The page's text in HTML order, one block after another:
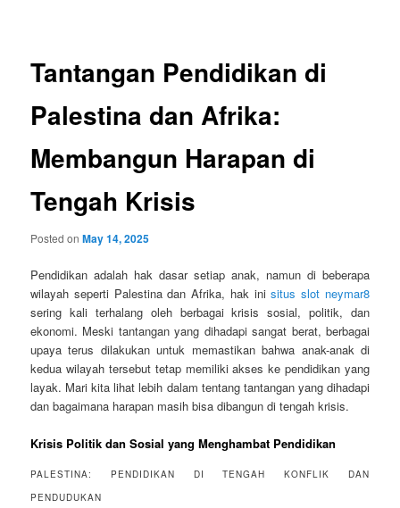
Tantangan Pendidikan di
Palestina dan Afrika:
Membangun Harapan di
Tengah Krisis
Posted onMay 14, 2025
Pendidikan adalah hak dasar setiap anak, namun di beberapa
wilayah seperti Palestina dan Afrika, hak inisitus slot neymar8
sering kali terhalang oleh berbagai krisis sosial, politik, dan
ekonomi. Meski tantangan yang dihadapi sangat berat, berbagai
upaya terus dilakukan untuk memastikan bahwa anak-anak di
kedua wilayah tersebut tetap memiliki akses ke pendidikan yang
layak. Mari kita lihat lebih dalam tentang tantangan yang dihadapi
dan bagaimana harapan masih bisa dibangun di tengah krisis.
Krisis Politik dan Sosial yang Menghambat Pendidikan
PALESTINA: PENDIDIKAN DI TENGAH KONFLIK DAN
PENDUDUKAN